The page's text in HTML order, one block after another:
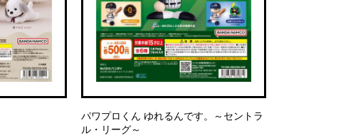
パワプロくん ゆれるんです。～セントラ
ル・リーグ～